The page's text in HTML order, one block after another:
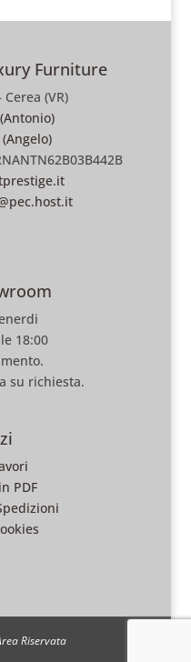
Furniture
(VR)
18:00
su richiesta.
PDF
Riservata